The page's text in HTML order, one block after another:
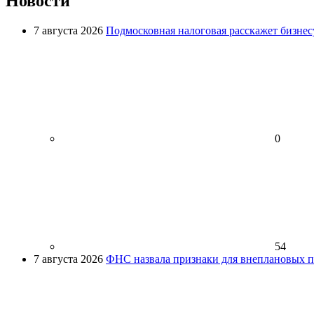
7 августа 2026 Подмосковная налоговая расскажет
0
54
7 августа 2026 ФНС назвала признаки для внеплановых